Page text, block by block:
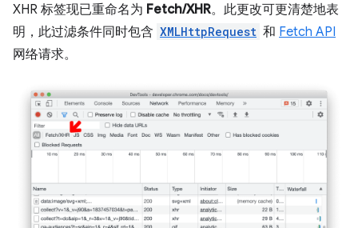
XHR 标签现已重命名为 Fetch/XHR。此更改可更清楚地表
明，此过滤条件同时包含 XMLHttpRequest 和 Fetch API
网络请求。